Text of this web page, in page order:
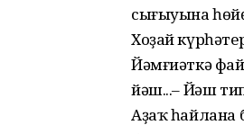
сығыуына
Хоҙай
Йәмғиәткә
йәш...– Йәш
Аҙаҡ